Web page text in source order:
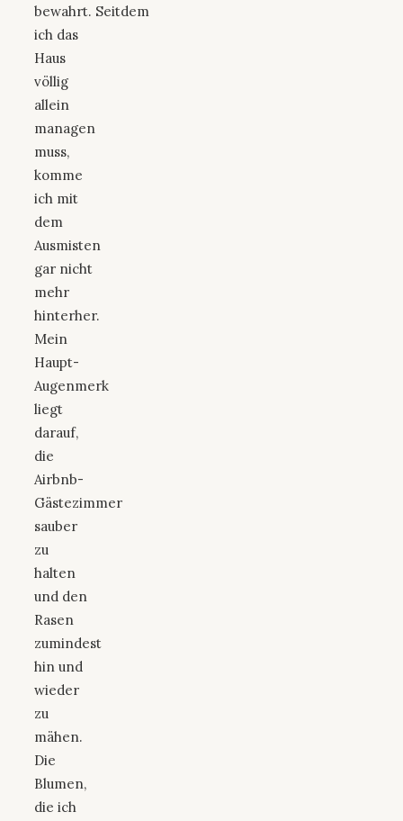
bewahrt. Seitdem
ich das
Haus
völlig
allein
managen
muss,
komme
ich mit
dem
Ausmisten
gar nicht
mehr
hinterher.
Mein
Haupt-
Augenmerk
liegt
darauf,
die
Airbnb-
Gästezimmer
sauber
zu
halten
und den
Rasen
zumindest
hin und
wieder
zu
mähen.
Die
Blumen,
die ich